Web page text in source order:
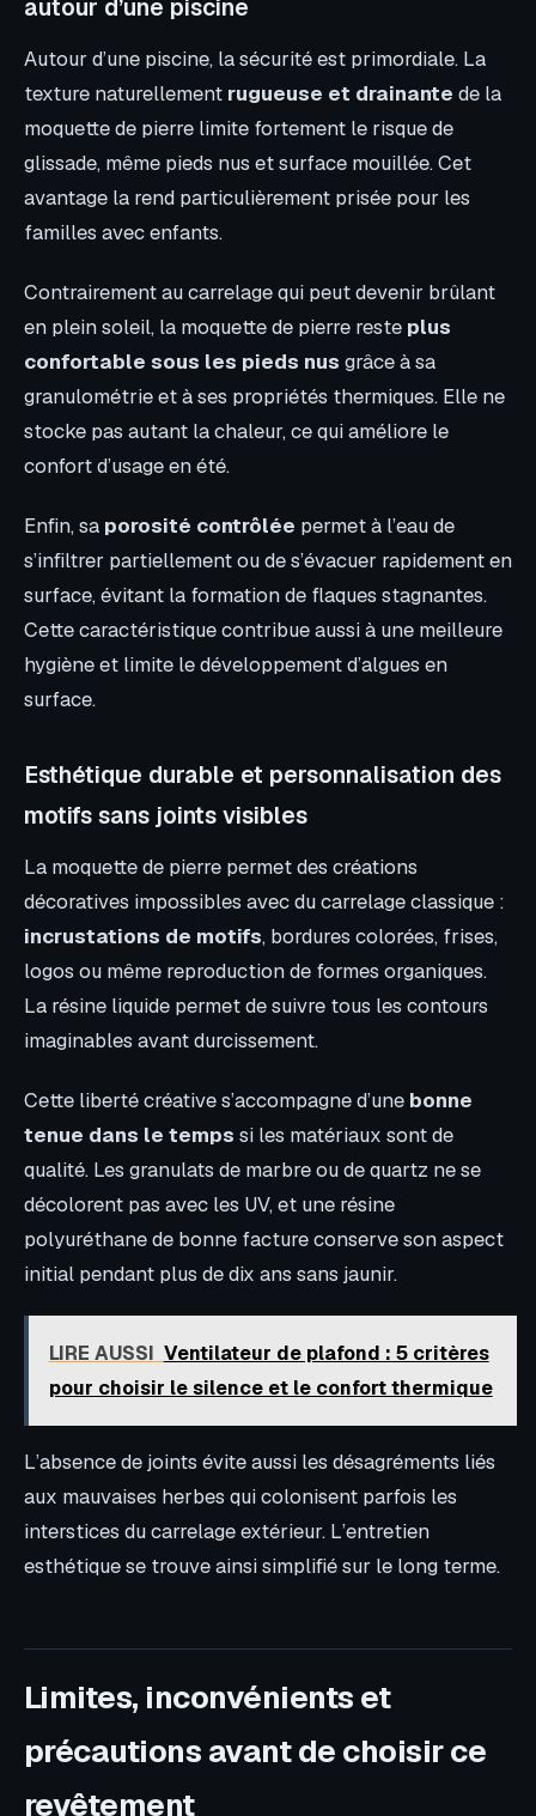
autour d’une piscine
Autour d’une piscine, la sécurité est primordiale. La
texture naturellement rugueuse et drainante de la
moquette de pierre limite fortement le risque de
glissade, même pieds nus et surface mouillée. Cet
avantage la rend particulièrement prisée pour les
familles avec enfants.
Contrairement au carrelage qui peut devenir brûlant
en plein soleil, la moquette de pierre reste plus
confortable sous les pieds nus grâce à sa
granulométrie et à ses propriétés thermiques. Elle ne
stocke pas autant la chaleur, ce qui améliore le
confort d’usage en été.
Enfin, sa porosité contrôlée permet à l’eau de
s’infiltrer partiellement ou de s’évacuer rapidement en
surface, évitant la formation de flaques stagnantes.
Cette caractéristique contribue aussi à une meilleure
hygiène et limite le développement d’algues en
surface.
Esthétique durable et personnalisation des
motifs sans joints visibles
La moquette de pierre permet des créations
décoratives impossibles avec du carrelage classique :
incrustations de motifs, bordures colorées, frises,
logos ou même reproduction de formes organiques.
La résine liquide permet de suivre tous les contours
imaginables avant durcissement.
Cette liberté créative s’accompagne d’une bonne
tenue dans le temps si les matériaux sont de
qualité. Les granulats de marbre ou de quartz ne se
décolorent pas avec les UV, et une résine
polyuréthane de bonne facture conserve son aspect
initial pendant plus de dix ans sans jaunir.
LIRE AUSSI Ventilateur de plafond : 5 critères
pour choisir le silence et le confort thermique
L’absence de joints évite aussi les désagréments liés
aux mauvaises herbes qui colonisent parfois les
interstices du carrelage extérieur. L’entretien
esthétique se trouve ainsi simplifié sur le long terme.
Limites, inconvénients et
précautions avant de choisir ce
revêtement